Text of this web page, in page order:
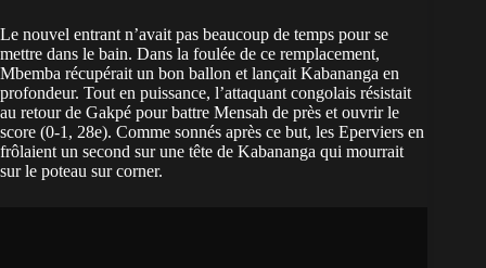
Le nouvel entrant n’avait pas beaucoup de temps pour se
mettre dans le bain. Dans la foulée de ce remplacement,
Mbemba récupérait un bon ballon et lançait Kabananga en
profondeur. Tout en puissance, l’attaquant congolais résistait
au retour de Gakpé pour battre Mensah de près et ouvrir le
score (0-1, 28e). Comme sonnés après ce but, les Eperviers en
frôlaient un second sur une tête de Kabananga qui mourrait
sur le poteau sur corner.